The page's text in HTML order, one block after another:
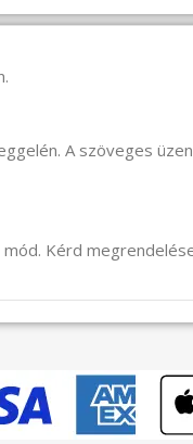
A szöveges
Kérd